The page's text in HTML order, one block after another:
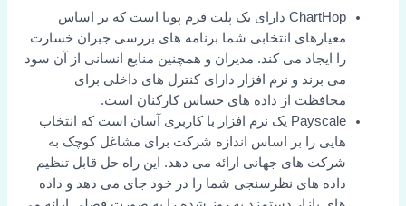
ChartHop دارای یک پلت فرم پویا است که بر اساس
معیارهای انتخابی شما برنامه های بررسی جبران خسارت
را ایجاد می کند. مدیران و همچنین منابع انسانی از آن سود
می برند و نرم افزار دارای کنترل های داخلی برای
محافظت از داده های حساس کارکنان است.
Payscale یک نرم افزار با کاربری آسان است که انتخاب
هایی را بر اساس اندازه شرکت برای مشاغل کوچک به
شرکت های جهانی ارائه می دهد. این راه حل قابل تنظیم
داده های نظرسنجی شما را در خود جای می دهد و داده